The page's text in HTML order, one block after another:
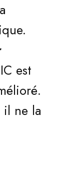
est
il ne la